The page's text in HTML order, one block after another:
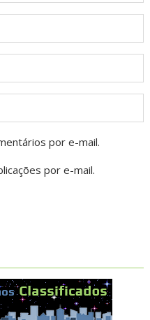
por e-mail.
por e-mail.